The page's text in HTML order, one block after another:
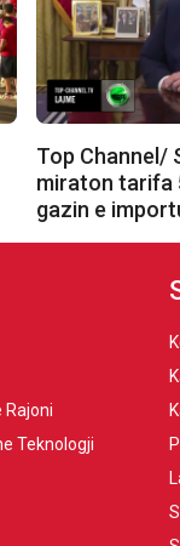
Top Channel/
miraton tarifa
gazin e
Rajoni
Teknologji